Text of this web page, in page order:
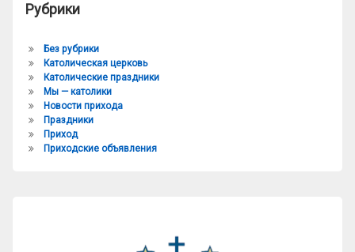
Рубрики
Без рубрики
Католическая церковь
Католические праздники
Мы — католики
Новости прихода
Праздники
Приход
Приходские объявления